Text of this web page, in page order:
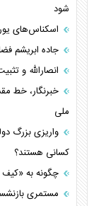
شود
اسکناس‌های
جاده ابریشم
انصارالله و
خبرنگار، خط
ملی
واریزی بزرگ
کسانی هستند؟
چگونه به
مستمری